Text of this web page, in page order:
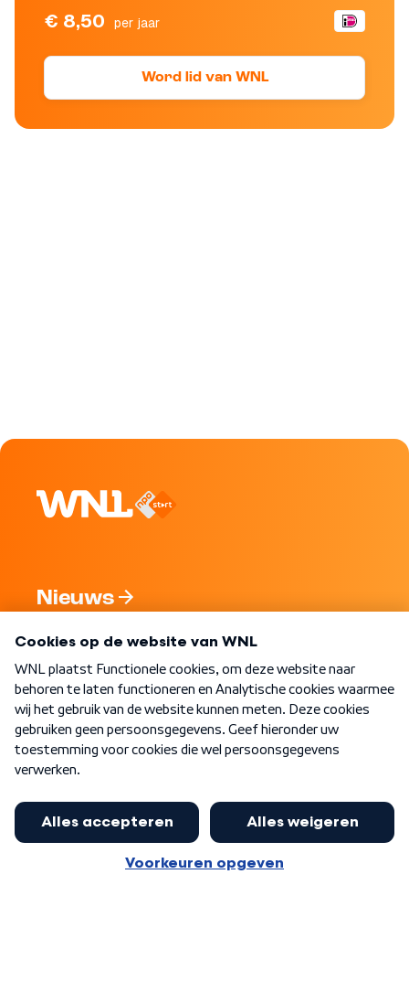
€ 8,50 per jaar
Word lid van WNL
Nieuws
Nieuwsbrief
Word Lid